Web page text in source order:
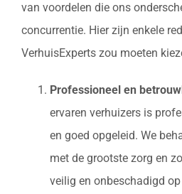
van voordelen die ons
concurrentie. Hier zijn enkele
VerhuisExperts zou moeten
Professioneel en
ervaren verhuizers is
en goed opgeleid. We
met de grootste zorg en
veilig en onbeschadigd